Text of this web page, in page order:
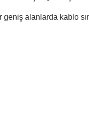
geniş alanlarda kablo